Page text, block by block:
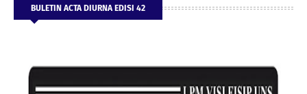
BULETIN ACTA DIURNA EDISI 42